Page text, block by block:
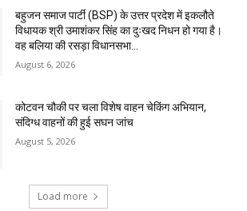
बहुजन समाज पार्टी (BSP) के उत्तर प्रदेश में इकलौते
विधायक श्री उमाशंकर सिंह का दुःखद निधन हो गया है।
वह बलिया की रसड़ा विधानसभा...
August 6, 2026
कोटवन चौकी पर चला विशेष वाहन चेकिंग अभियान,
संदिग्ध वाहनों की हुई सघन जांच
August 5, 2026
Load more